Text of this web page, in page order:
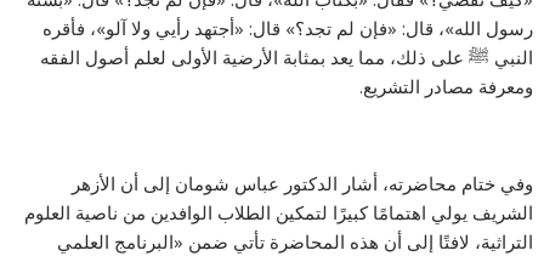
رسول الله»، قال: «فإن لم تجد؟» قال: «أجتهد رأيي ولا آلو»، فأقره
النبي ﷺ على ذلك، مما يعد بمثابة الأرضية الأولى لعلم أصول الفقه
ومعرفة مصادر التشريع.
وفي ختام محاضرته، أشار الدكتور عباس شومان إلى أن الأزهر
الشريف يولي اهتمامًا كبيرًا لتمكين الطلاب الوافدين من ناصية العلوم
التراثية، لافتًا إلى أن هذه المحاضرة تأتي ضمن «البرنامج العلمي